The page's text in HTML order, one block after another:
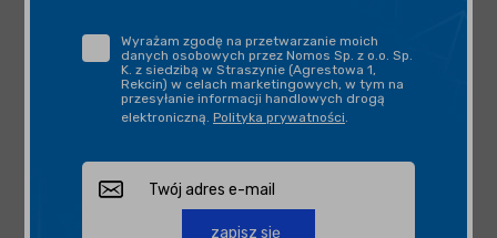
Wyrażam zgodę na przetwarzanie moich
danych osobowych przez Nomos Sp. z o.o. Sp.
K. z siedzibą w Straszynie (Agrestowa 1,
Rekcin) w celach marketingowych, w tym na
przesyłanie informacji handlowych drogą
elektroniczną. Polityka prywatności.
zapisz się